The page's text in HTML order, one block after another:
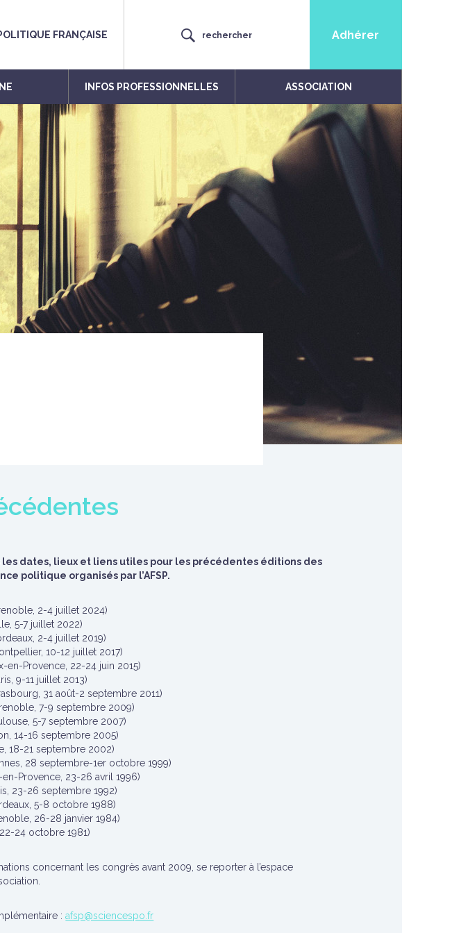
FRANÇAISE rechercher Adhérer
INFOS PROFESSIONNELLES ASSOCIATION
les dates, lieux et liens utiles pour les précédentes éditions des
politique organisés par l’AFSP.
2-4 juillet 2024)
5-7 juillet 2022)
2-4 juillet 2019)
10-12 juillet 2017)
en-Provence, 22-24 juin 2015)
9-11 juillet 2013)
31 août-2 septembre 2011)
7-9 septembre 2009)
5-7 septembre 2007)
14-16 septembre 2005)
18-21 septembre 2002)
28 septembre-1er octobre 1999)
en-Provence, 23-26 avril 1996)
23-26 septembre 1992)
5-8 octobre 1988)
26-28 janvier 1984)
24 octobre 1981)
concernant les congrès avant 2009, se reporter à l’espace
:afsp@sciencespo.fr